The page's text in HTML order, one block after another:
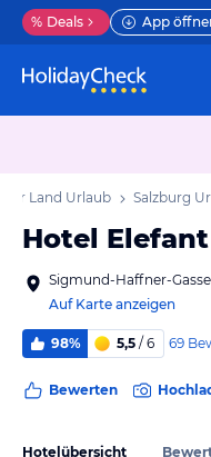
% Deals App
Land Urlaub Salzburg
Hotel Elefant
Sigmund-Haffner-
Auf Karte anzeigen
98% 5,5 / 6 69
Bewerten
Hotelübersicht